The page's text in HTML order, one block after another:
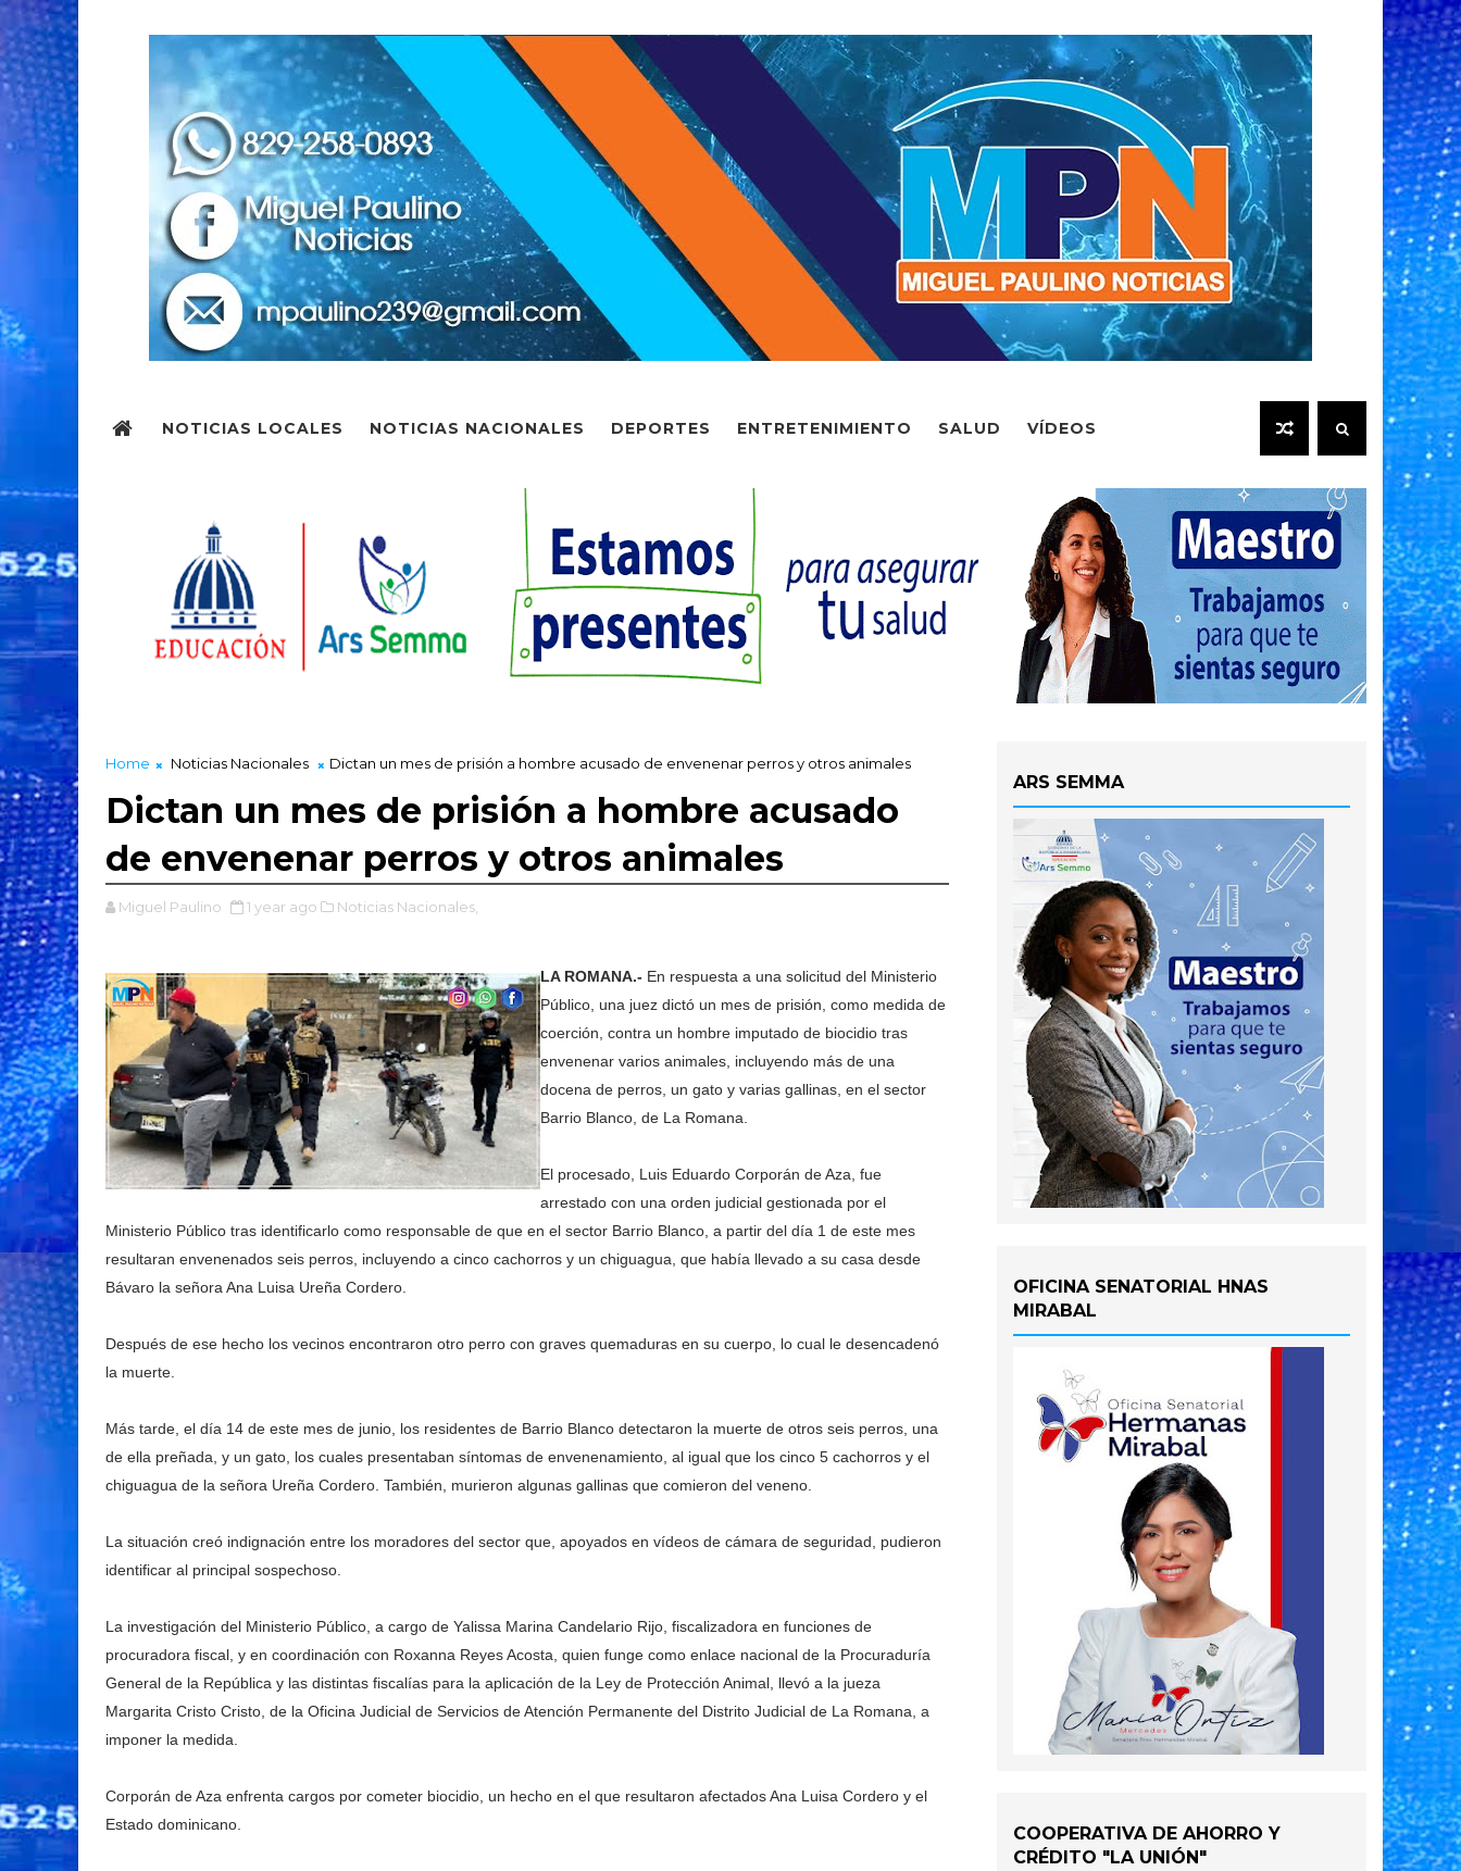
NOTICIAS LOCALES NOTICIAS NACIONALES DEPORTES ENTRETENIMIENTO SALUD VÍDEOS
Home Noticias Nacionales Dictan un mes de prisión a hombre acusado de envenenar perros y otros animales
Dictan un mes de prisión a hombre acusado
de envenenar perros y otros animales
Miguel Paulino 1 year ago Noticias Nacionales,
LA ROMANA.- En respuesta a una solicitud del Ministerio
Público, una juez dictó un mes de prisión, como medida de
coerción, contra un hombre imputado de biocidio tras
envenenar varios animales, incluyendo más de una
docena de perros, un gato y varias gallinas, en el sector
Barrio Blanco, de La Romana.
El procesado, Luis Eduardo Corporán de Aza, fue
arrestado con una orden judicial gestionada por el
Ministerio Público tras identificarlo como responsable de que en el sector Barrio Blanco, a partir del día 1 de este mes
resultaran envenenados seis perros, incluyendo a cinco cachorros y un chiguagua, que había llevado a su casa desde
Bávaro la señora Ana Luisa Ureña Cordero.
Después de ese hecho los vecinos encontraron otro perro con graves quemaduras en su cuerpo, lo cual le desencadenó
la muerte.
Más tarde, el día 14 de este mes de junio, los residentes de Barrio Blanco detectaron la muerte de otros seis perros, una
de ella preñada, y un gato, los cuales presentaban síntomas de envenenamiento, al igual que los cinco 5 cachorros y el
chiguagua de la señora Ureña Cordero. También, murieron algunas gallinas que comieron del veneno.
La situación creó indignación entre los moradores del sector que, apoyados en vídeos de cámara de seguridad, pudieron
identificar al principal sospechoso.
La investigación del Ministerio Público, a cargo de Yalissa Marina Candelario Rijo, fiscalizadora en funciones de
procuradora fiscal, y en coordinación con Roxanna Reyes Acosta, quien funge como enlace nacional de la Procuraduría
General de la República y las distintas fiscalías para la aplicación de la Ley de Protección Animal, llevó a la jueza
Margarita Cristo Cristo, de la Oficina Judicial de Servicios de Atención Permanente del Distrito Judicial de La Romana, a
imponer la medida.
Corporán de Aza enfrenta cargos por cometer biocidio, un hecho en el que resultaron afectados Ana Luisa Cordero y el
Estado dominicano.
ARS SEMMA
OFICINA SENATORIAL HNAS
MIRABAL
COOPERATIVA DE AHORRO Y
CRÉDITO "LA UNIÓN"